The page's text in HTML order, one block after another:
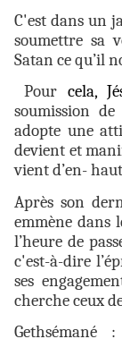
C'est dans un
soumettre sa
Satan ce qu’il
Pour cela,
soumission
adopte une
devient et
vient d’en-
Après son
emmène dans
l’heure de
c'est-à-dire
ses
cherche ceux